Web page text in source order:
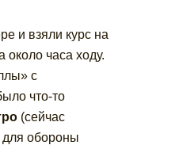
и взяли курс на
часа ходу.
с
что-то
(сейчас
для обороны